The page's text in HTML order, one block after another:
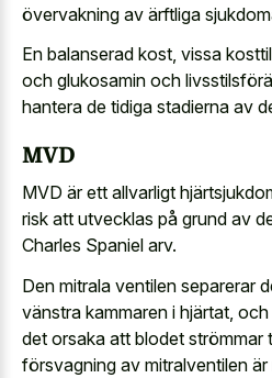
övervakning av ärftliga
En balanserad kost, vissa
och glukosamin och
hantera de tidiga stadierna av
MVD
MVD är ett allvarligt
risk att utvecklas på grund av
Charles Spaniel arv.
Den mitrala ventilen separerar
vänstra kammaren i hjärtat,
det orsaka att blodet strömmar
försvagning av mitralventilen